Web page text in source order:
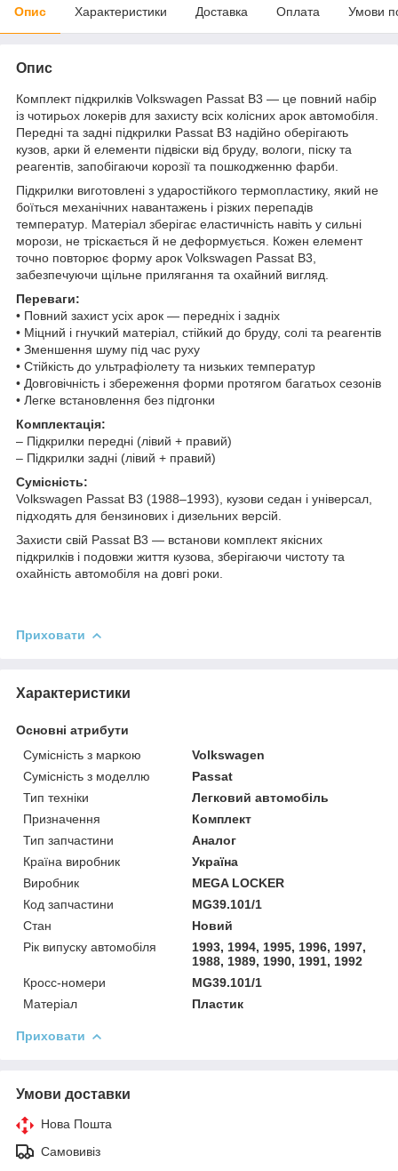
Опис Характеристики Доставка Оплата Умови
Опис
Комплект підкрилків Volkswagen Passat B3 — це повний набір
із чотирьох локерів для захисту всіх колісних арок автомобіля.
Передні та задні підкрилки Passat B3 надійно оберігають
кузов, арки й елементи підвіски від бруду, вологи, піску та
реагентів, запобігаючи корозії та пошкодженню фарби.
Підкрилки виготовлені з ударостійкого термопластику, який не
боїться механічних навантажень і різких перепадів
температур. Матеріал зберігає еластичність навіть у сильні
морози, не тріскається й не деформується. Кожен елемент
точно повторює форму арок Volkswagen Passat B3,
забезпечуючи щільне прилягання та охайний вигляд.
Переваги:
• Повний захист усіх арок — передніх і задніх
• Міцний і гнучкий матеріал, стійкий до бруду, солі та реагентів
• Зменшення шуму під час руху
• Стійкість до ультрафіолету та низьких температур
• Довговічність і збереження форми протягом багатьох сезонів
• Легке встановлення без підгонки
Комплектація:
– Підкрилки передні (лівий + правий)
– Підкрилки задні (лівий + правий)
Сумісність:
Volkswagen Passat B3 (1988–1993), кузови седан і універсал,
підходять для бензинових і дизельних версій.
Захисти свій Passat B3 — встанови комплект якісних
підкрилків і подовжи життя кузова, зберігаючи чистоту та
охайність автомобіля на довгі роки.
Приховати
Характеристики
Основні атрибути
Сумісність з маркою
Volkswagen
Сумісність з моделлю
Passat
Тип техніки
Легковий автомобіль
Призначення
Комплект
Тип запчастини
Аналог
Країна виробник
Україна
Виробник
MEGA LOCKER
Код запчастини
MG39.101/1
Стан
Новий
Рік випуску автомобіля
1993, 1994, 1995, 1996, 1997,
1988, 1989, 1990, 1991, 1992
Кросс-номери
MG39.101/1
Матеріал
Пластик
Приховати
Умови доставки
Нова Пошта
Самовивіз